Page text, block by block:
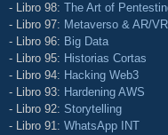
- Libro 98: The Art of
- Libro 97: Metaverso & AR/
- Libro 96: Big Data
- Libro 95: Historias Cortas
- Libro 94: Hacking Web3
- Libro 93: Hardening AWS
- Libro 92: Storytelling
- Libro 91: WhatsApp INT